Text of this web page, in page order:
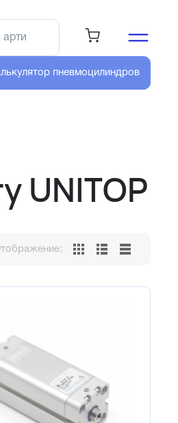
пневмоцилиндров
UNITOP